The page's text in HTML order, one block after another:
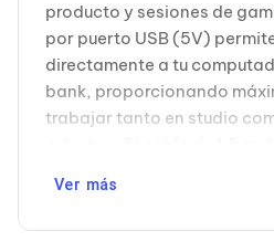
Discos Duros Externos
Discos Duros para NAS
Discos Duros para
Discos Duros para Servidores
Accesorios para SSD
Gabinetes para SSD
Discos Duros Internos para PC
Discos Duros Internos para
Monitores
producto y sesiones de
por puerto USB (5V)
directamente a tu
bank, proporcionando
trabajar tanto en studio
monitor, a un lado o sobre
Ver más